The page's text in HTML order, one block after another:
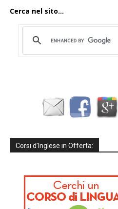
Cerca nel sito...
Corsi d’Inglese in Offerta: